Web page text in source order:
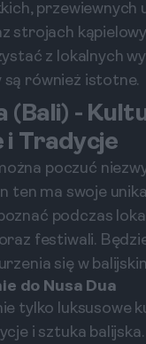
przewiewnych
strojach
z lokalnych
również istotne.
(Bali) -
i Tradycje
poczuć
ten ma swoje
podczas
festiwali.
się w
do Nusa Dua
tylko luksusowe
i sztuka